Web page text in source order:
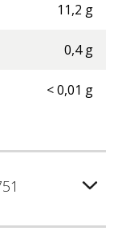
11,2 g
0,4 g
<0,01 g